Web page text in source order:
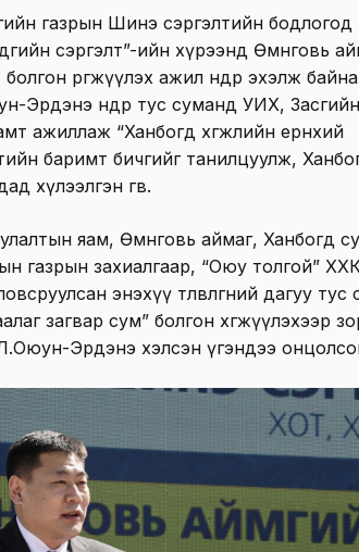
газрын Шинэ сэргэлтийн бодлогод
сэргэлт”-ийн хүрээнд Өмнөговь
өргөжүүлэх ажил өнөөдөр эхэлж
Эрдэнэ өнөөдөр тус суманд УИХ,
ажиллаж “Ханбогд хөгжлийн ерөнхий
баримт бичгийг танилцуулж,
хүлээлгэн өгөв.
яам, Өмнөговь аймаг, Ханбогд
газрын захиалгаар, “Оюу толгой”
энэхүү төлөвлөгөөний дагуу тус
загвар сум” болгон хөгжүүлэхээр
Эрдэнэ хэлсэн үгэндээ